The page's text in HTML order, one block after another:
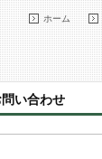
ホーム
問い合わせ